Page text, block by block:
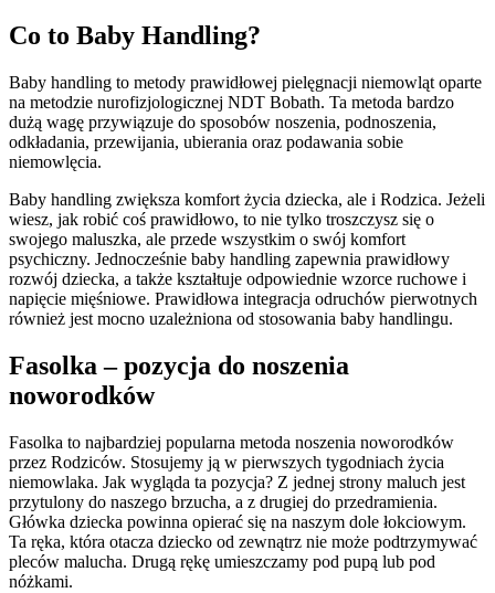
Co to Baby Handling?
Baby handling to metody prawidłowej pielęgnacji niemowląt oparte
na metodzie nurofizjologicznej NDT Bobath. Ta metoda bardzo
dużą wagę przywiązuje do sposobów noszenia, podnoszenia,
odkładania, przewijania, ubierania oraz podawania sobie
niemowlęcia.
Baby handling zwiększa komfort życia dziecka, ale i Rodzica. Jeżeli
wiesz, jak robić coś prawidłowo, to nie tylko troszczysz się o
swojego maluszka, ale przede wszystkim o swój komfort
psychiczny. Jednocześnie baby handling zapewnia prawidłowy
rozwój dziecka, a także kształtuje odpowiednie wzorce ruchowe i
napięcie mięśniowe. Prawidłowa integracja odruchów pierwotnych
również jest mocno uzależniona od stosowania baby handlingu.
Fasolka – pozycja do noszenia
noworodków
Fasolka to najbardziej popularna metoda noszenia noworodków
przez Rodziców. Stosujemy ją w pierwszych tygodniach życia
niemowlaka. Jak wygląda ta pozycja? Z jednej strony maluch jest
przytulony do naszego brzucha, a z drugiej do przedramienia.
Główka dziecka powinna opierać się na naszym dole łokciowym.
Ta ręka, która otacza dziecko od zewnątrz nie może podtrzymywać
pleców malucha. Drugą rękę umieszczamy pod pupą lub pod
nóżkami.